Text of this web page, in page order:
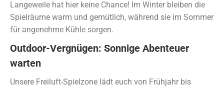
Langeweile hat hier keine Chance! Im Winter bleiben die
Spielräume warm und gemütlich, während sie im Sommer
für angenehme Kühle sorgen.
Outdoor-Vergnügen: Sonnige Abenteuer
warten
Unsere Freiluft-Spielzone lädt euch von Frühjahr bis